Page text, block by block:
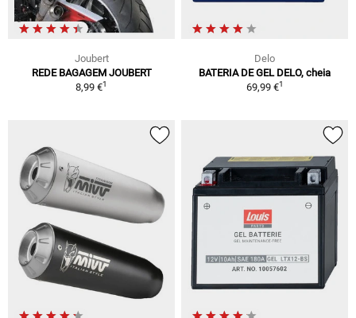
Joubert
REDE BAGAGEM JOUBERT
8,99 €1
Delo
BATERIA DE GEL DELO, cheia
69,99 €1